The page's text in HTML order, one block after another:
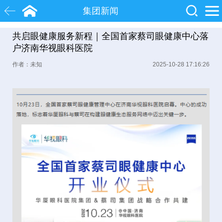
集团新闻
白内障
院士 糖尿病
共启眼健康服务新程｜全国首家蔡司眼健康中心落
户济南华视眼科医院
作者：未知 2025-10-28 17:16:26